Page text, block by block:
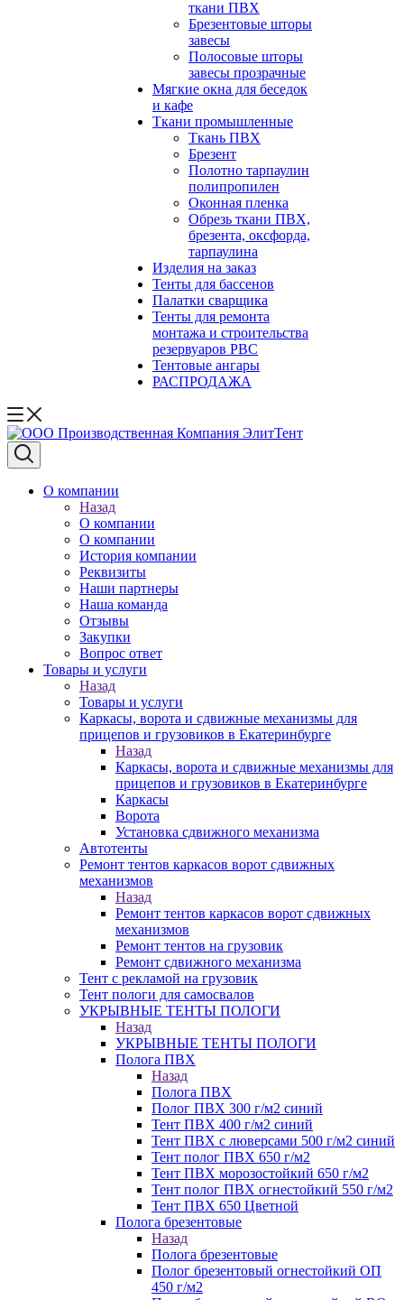
ткани ПВХ
Брезентовые шторы
завесы
Полосовые шторы
завесы прозрачные
Мягкие окна для беседок
и кафе
Ткани промышленные
Ткань ПВХ
Брезент
Полотно тарпаулин
полипропилен
Оконная пленка
Обрезь ткани ПВХ,
брезента, оксфорда,
тарпаулина
Изделия на заказ
Тенты для бассенов
Палатки сварщика
Тенты для ремонта
монтажа и строительства
резервуаров РВС
Тентовые ангары
РАСПРОДАЖА
О компании
Назад
О компании
О компании
История компании
Реквизиты
Наши партнеры
Наша команда
Отзывы
Закупки
Вопрос ответ
Товары и услуги
Назад
Товары и услуги
Каркасы, ворота и сдвижные механизмы для
прицепов и грузовиков в Екатеринбурге
Назад
Каркасы, ворота и сдвижные механизмы для
прицепов и грузовиков в Екатеринбурге
Каркасы
Ворота
Установка сдвижного механизма
Автотенты
Ремонт тентов каркасов ворот сдвижных
механизмов
Назад
Ремонт тентов каркасов ворот сдвижных
механизмов
Ремонт тентов на грузовик
Ремонт сдвижного механизма
Тент с рекламой на грузовик
Тент пологи для самосвалов
УКРЫВНЫЕ ТЕНТЫ ПОЛОГИ
Назад
УКРЫВНЫЕ ТЕНТЫ ПОЛОГИ
Полога ПВХ
Назад
Полога ПВХ
Полог ПВХ 300 г/м2 синий
Тент ПВХ 400 г/м2 синий
Тент ПВХ с люверсами 500 г/м2 синий
Тент полог ПВХ 650 г/м2
Тент ПВХ морозостойкий 650 г/м2
Тент полог ПВХ огнестойкий 550 г/м2
Тент ПВХ 650 Цветной
Полога брезентовые
Назад
Полога брезентовые
Полог брезентовый огнестойкий ОП
450 г/м2